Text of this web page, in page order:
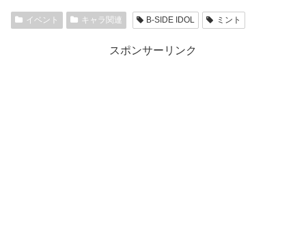
イベント キャラ関連 B-SIDE IDOL ミント
スポンサーリンク